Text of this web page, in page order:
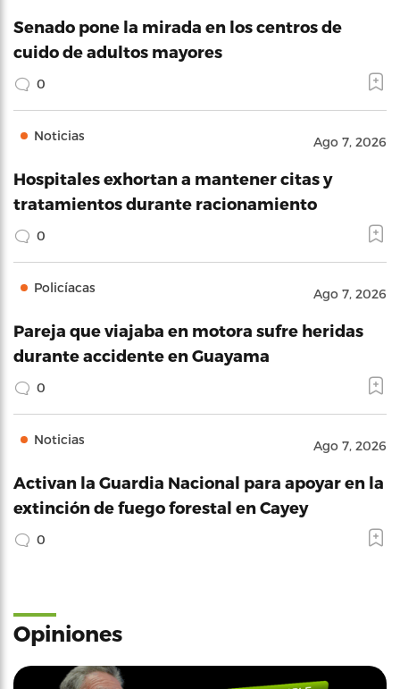
Senado pone la mirada en los centros de
cuido de adultos mayores
0
Noticias Ago 7, 2026
Hospitales exhortan a mantener citas y
tratamientos durante racionamiento
0
Policíacas Ago 7, 2026
Pareja que viajaba en motora sufre heridas
durante accidente en Guayama
0
Noticias Ago 7, 2026
Activan la Guardia Nacional para apoyar en la
extinción de fuego forestal en Cayey
0
Opiniones